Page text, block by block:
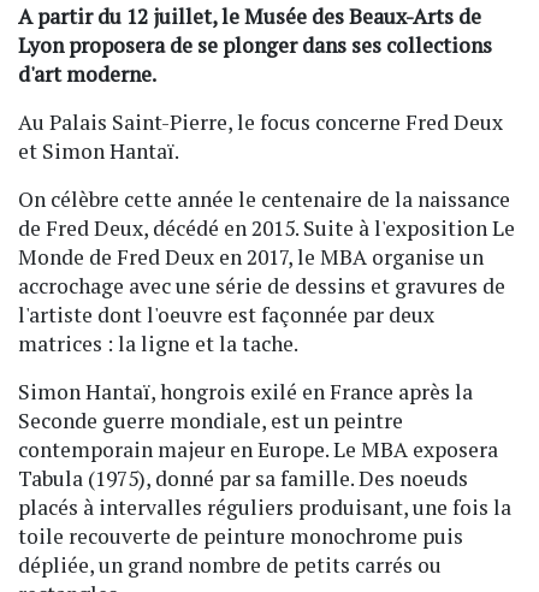
A partir du 12 juillet, le Musée des Beaux-Arts de
Lyon proposera de se plonger dans ses collections
d'art moderne.
Au Palais Saint-Pierre, le focus concerne Fred Deux
et Simon Hantaï.
On célèbre cette année le centenaire de la naissance
de Fred Deux, décédé en 2015. Suite à l'exposition Le
Monde de Fred Deux en 2017, le MBA organise un
accrochage avec une série de dessins et gravures de
l'artiste dont l'oeuvre est façonnée par deux
matrices : la ligne et la tache.
Simon Hantaï, hongrois exilé en France après la
Seconde guerre mondiale, est un peintre
contemporain majeur en Europe. Le MBA exposera
Tabula (1975), donné par sa famille. Des noeuds
placés à intervalles réguliers produisant, une fois la
toile recouverte de peinture monochrome puis
dépliée, un grand nombre de petits carrés ou